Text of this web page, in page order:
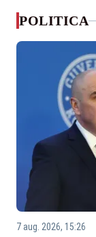
POLITICA
7 aug. 2026, 15:26